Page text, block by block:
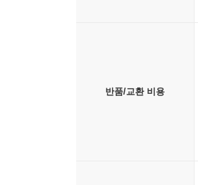
반품/교환 비용